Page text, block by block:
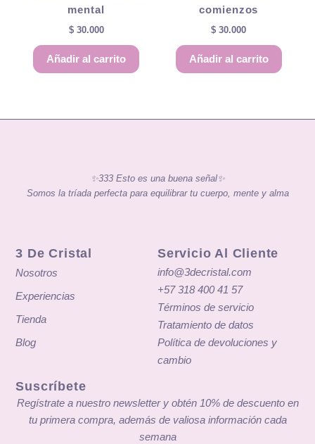
mental
$30.000
Añadir al carrito
comienzos
$ 30.000
Añadir al carrito
✨333 Esto es una buena señal✨
Somos la tríada perfecta para equilibrar tu cuerpo, mente y alma
3 De Cristal
Nosotros
Experiencias
Tienda
Blog
Servicio Al Cliente
info@3decristal.com
+57 318 400 41 57
Términos de servicio
Tratamiento de datos
Política de devoluciones y
cambio
Suscríbete
Regístrate a nuestro newsletter y obtén 10% de descuento en
tu primera compra, además de valiosa información cada
semana